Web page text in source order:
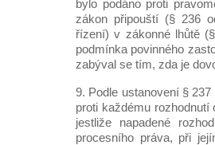
bylo podáno proti
zákon připouští (§ 236
řízení) v zákonné lhůtě
podmínka povinného
zabýval se tím, zda je
9. Podle ustanovení §
proti každému
jestliže napadené
procesního práva, při